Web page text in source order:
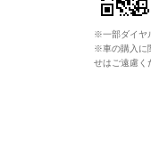
※一部ダイヤ
※車の購入に
せはご遠慮く